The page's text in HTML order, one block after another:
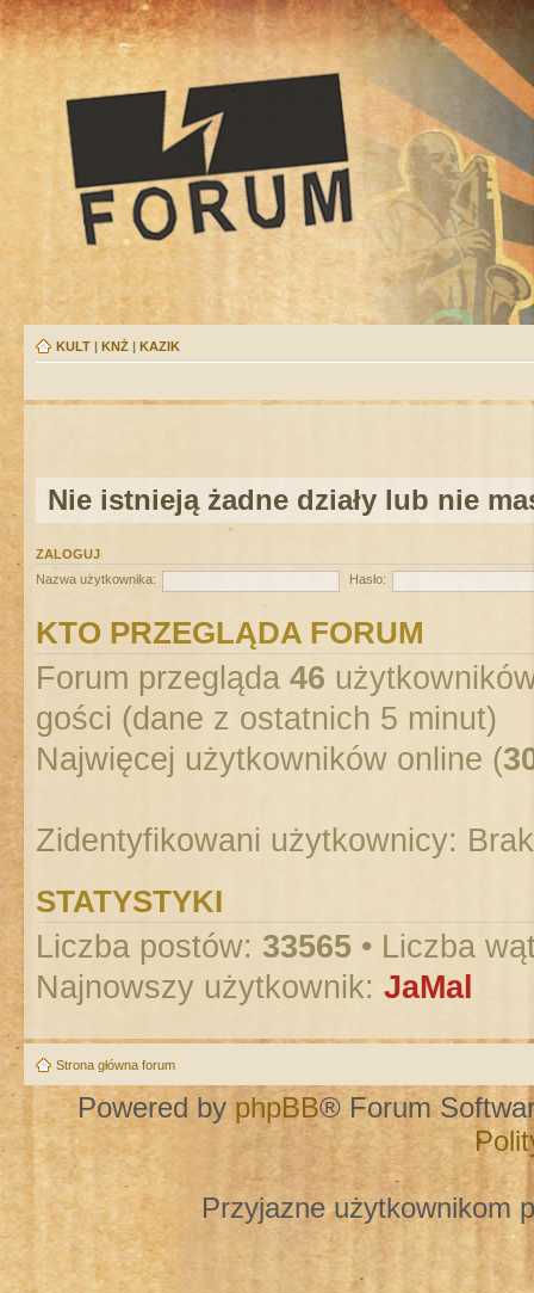
KULT | KNŻ | KAZIK
Nie istnieją żadne działy lub nie
ZALOGUJ
Nazwa użytkownika:
Hasło:
KTO PRZEGLĄDA FORUM
Forum przegląda 46
gości (dane z ostatnich 5 minut)
Najwięcej użytkowników online (
Zidentyfikowani użytkownicy:
STATYSTYKI
Liczba postów: 33565 • Liczba
Najnowszy użytkownik: JaMal
Strona główna forum
Powered by phpBB® Forum
Przyjazne użytkownikom